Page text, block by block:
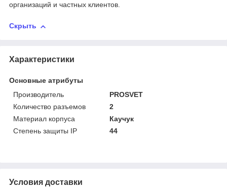
организаций и частных клиентов.
Скрыть
Характеристики
Основные атрибуты
Производитель
PROSVET
Количество разъемов
2
Материал корпуса
Каучук
Степень защиты IP
44
Условия доставки